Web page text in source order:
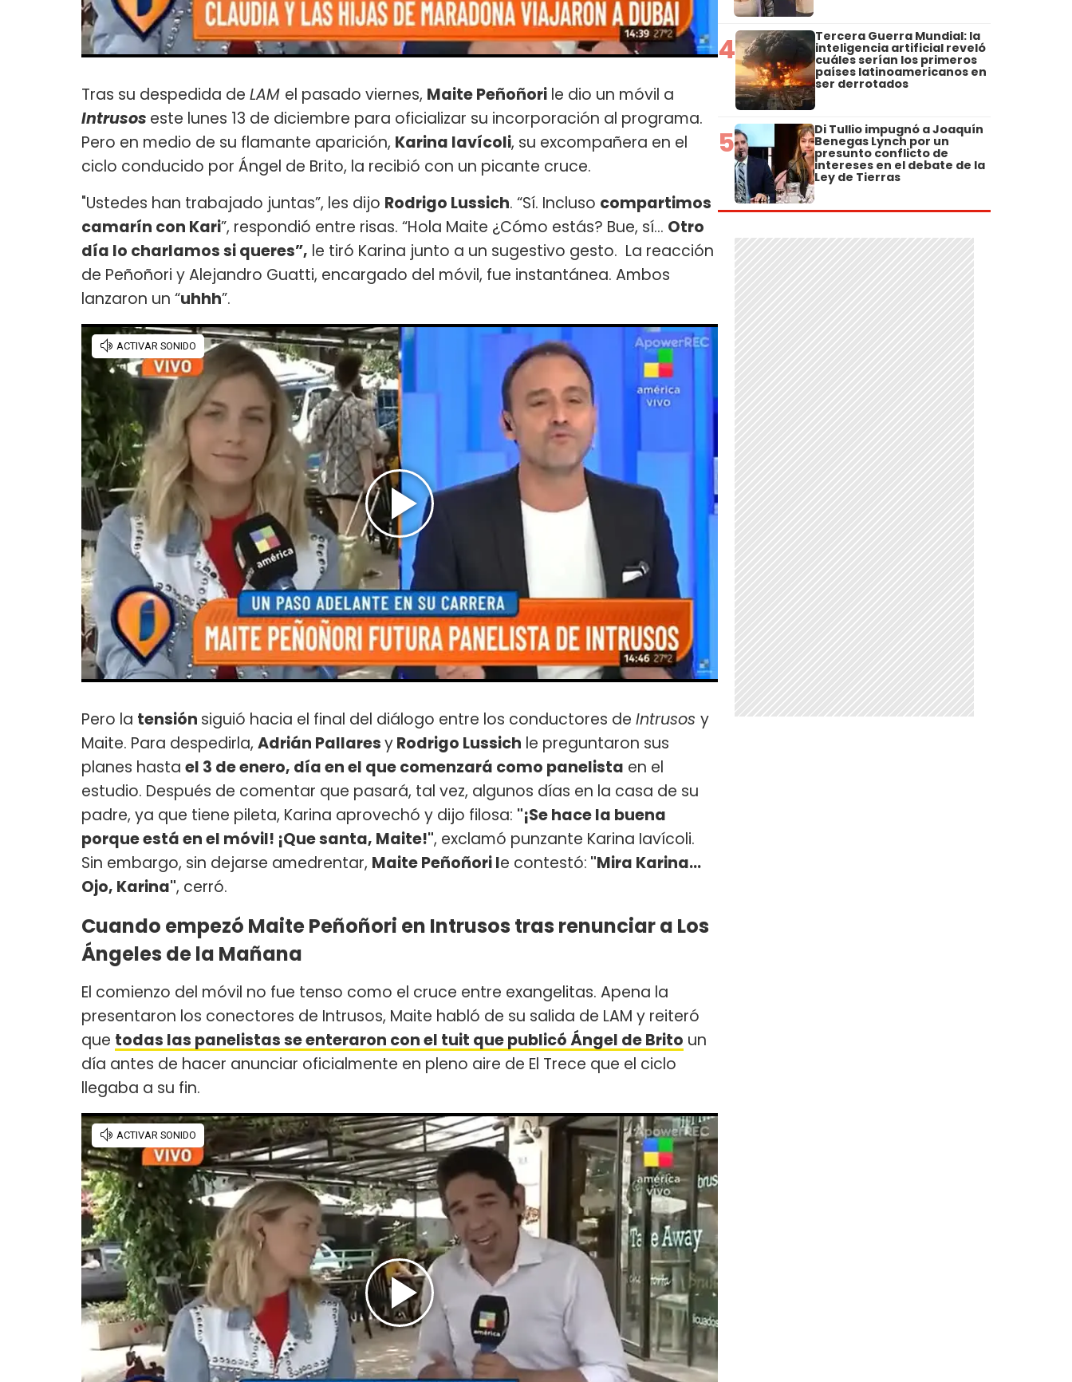
Tras su despedida de LAM el pasado viernes, Maite Peñoñori le dio un móvil a
Intrusos este lunes 13 de diciembre para oficializar su incorporación al programa.
Pero en medio de su flamante aparición, Karina Iavícoli, su excompañera en el
ciclo conducido por Ángel de Brito, la recibió con un picante cruce.
"Ustedes han trabajado juntas”, les dijo Rodrigo Lussich. “Sí. Incluso compartimos
camarín con Kari”, respondió entre risas. “Hola Maite ¿Cómo estás? Bue, sí... Otro
día lo charlamos si queres”, le tiró Karina junto a un sugestivo gesto. La reacción
de Peñoñori y Alejandro Guatti, encargado del móvil, fue instantánea. Ambos
lanzaron un “uhhh”.
Pero la tensión siguió hacia el final del diálogo entre los conductores de Intrusos y
Maite. Para despedirla, Adrián PallaresyRodrigo Lussich le preguntaron sus
planes hasta el 3 de enero, día en el que comenzará como panelista en el
estudio. Después de comentar que pasará, tal vez, algunos días en la casa de su
padre, ya que tiene pileta, Karina aprovechó y dijo filosa: "¡Se hace la buena
porque está en el móvil! ¡Que santa, Maite!", exclamó punzante Karina Iavícoli.
Sin embargo, sin dejarse amedrentar, Maite Peñoñori le contestó: "Mira Karina...
Ojo, Karina", cerró.
Cuando empezó Maite Peñoñori en Intrusos tras renunciar a Los
Ángeles de la Mañana
El comienzo del móvil no fue tenso como el cruce entre exangelitas. Apena la
presentaron los conectores de Intrusos, Maite habló de su salida de LAM y reiteró
que todas las panelistas se enteraron con el tuit que publicó Ángel de Brito un
día antes de hacer anunciar oficialmente en pleno aire de El Trece que el ciclo
llegaba a su fin.
4 Tercera Guerra Mundial: la
inteligencia artificial reveló
cuáles serían los primeros
países latinoamericanos en
ser derrotados
5 Di Tullio impugnó a Joaquín
Benegas Lynch por un
presunto conflicto de
intereses en el debate de la
Ley de Tierras